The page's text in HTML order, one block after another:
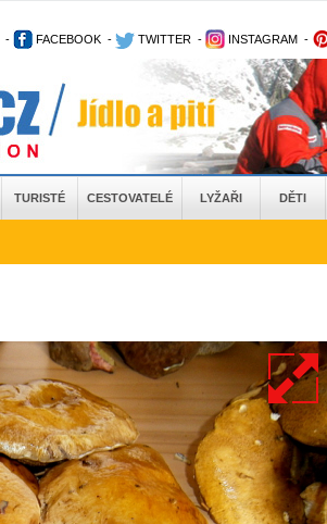
- FACEBOOK - TWITTER - INSTAGRAM -
TURISTÉ CESTOVATELÉ LYŽAŘI DĚTI